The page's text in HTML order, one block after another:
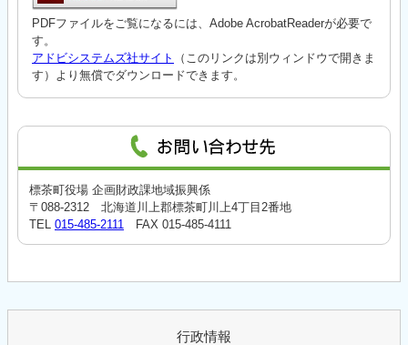
PDFファイルをご覧になるには、Adobe AcrobatReaderが必要で
す。
アドビシステムズ社サイト
（このリンクは別ウィンドウで開きま
す）より無償でダウンロードできます。
標茶町役場 企画財政課地域振興係
〒088-2312 北海道川上郡標茶町川上4丁目2番地
TEL 015-485-2111 FAX 015-485-4111
行政情報